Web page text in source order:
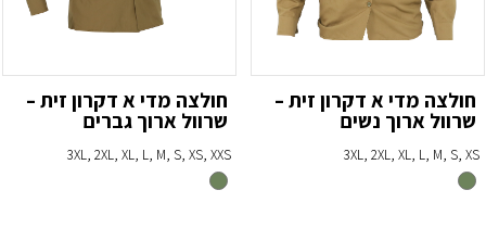
חולצה מדי א דקרון זית –
שרוול ארוך נשים
3XL, 2XL, XL, L, M, S, XS
חולצה מדי א דקרון זית –
שרוול ארוך גברים
3XL, 2XL, XL, L, M, S, XS, XXS